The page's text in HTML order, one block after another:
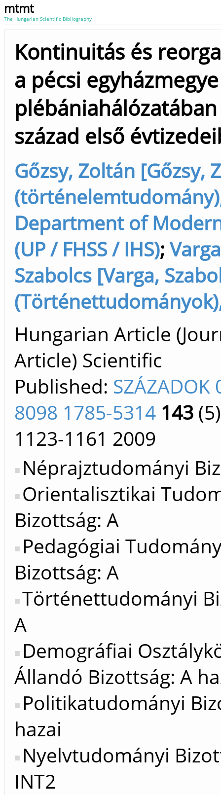
mtmt
The Hungarian Scientific Bibliography
Kontinuitás és
a pécsi egyházmegye
plébániahálózatában
század első
Gőzsy, Zoltán [Gőzsy,
Department of
(UP / FHSS / IHS);
Szabolcs [Varga,
Hungarian Article
Article) Scientific
Published: SZÁZADOK
8098 1785-5314 143 (5)
1123-1161 2009
Néprajztudományi
Orientalisztikai
Bizottság: A
Pedagógiai
Bizottság: A
Történettudományi
A
Demográfiai
Állandó Bizottság: A
Politikatudományi
hazai
Nyelvtudományi
INT2